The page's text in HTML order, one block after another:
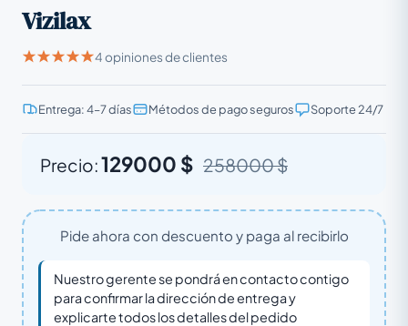
Vizilax
4 opiniones de clientes
Entrega: 4–7 días Métodos de pago seguros Soporte 24/7
Precio:129000 $ 258000 $
Pide ahora con descuento y paga al recibirlo
Nuestro gerente se pondrá en contacto contigo
para confirmar la dirección de entrega y
explicarte todos los detalles del pedido